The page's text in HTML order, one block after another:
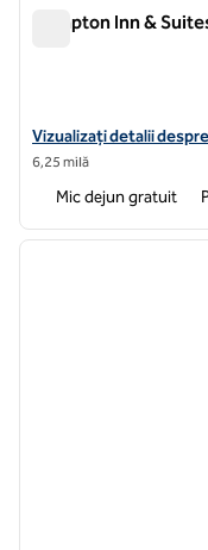
Hampton Inn &
Vizualizați detaliile
Vizualizați detalii
6,25 milă
Mic dejun gratuit
1 din 12